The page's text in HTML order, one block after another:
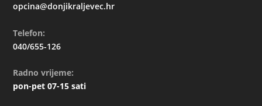
opcina@donjikraljevec.hr
Telefon:
040/655-126
Radno vrijeme:
pon-pet 07-15 sati